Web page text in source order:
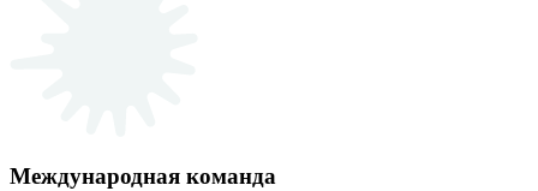
Международная команда